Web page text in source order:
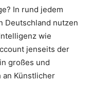
In rund jedem
Deutschland nutzen
wie
jenseits der
großes und
an Künstlicher